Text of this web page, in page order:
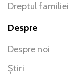
Dreptul familiei
Despre
Despre noi
Știri